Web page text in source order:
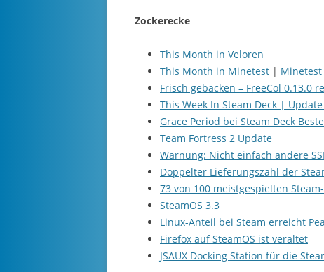
Zockerecke
This Month in Veloren
This Month in Minetest |
Frisch gebacken – FreeCol 0.13.0
This Week In Steam Deck | Update
Grace Period bei Steam Deck
Team Fortress 2 Update
Warnung: Nicht einfach andere
Doppelter Lieferungszahl der
73 von 100 meistgespielten
SteamOS 3.3
Linux-Anteil bei Steam erreicht
Firefox auf SteamOS ist veraltet
JSAUX Docking Station für die